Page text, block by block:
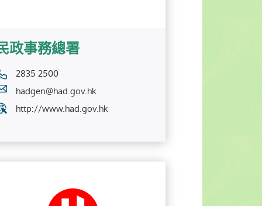
政事務總署
2835 2500
hadgen@had.gov.hk
http://www.had.gov.hk